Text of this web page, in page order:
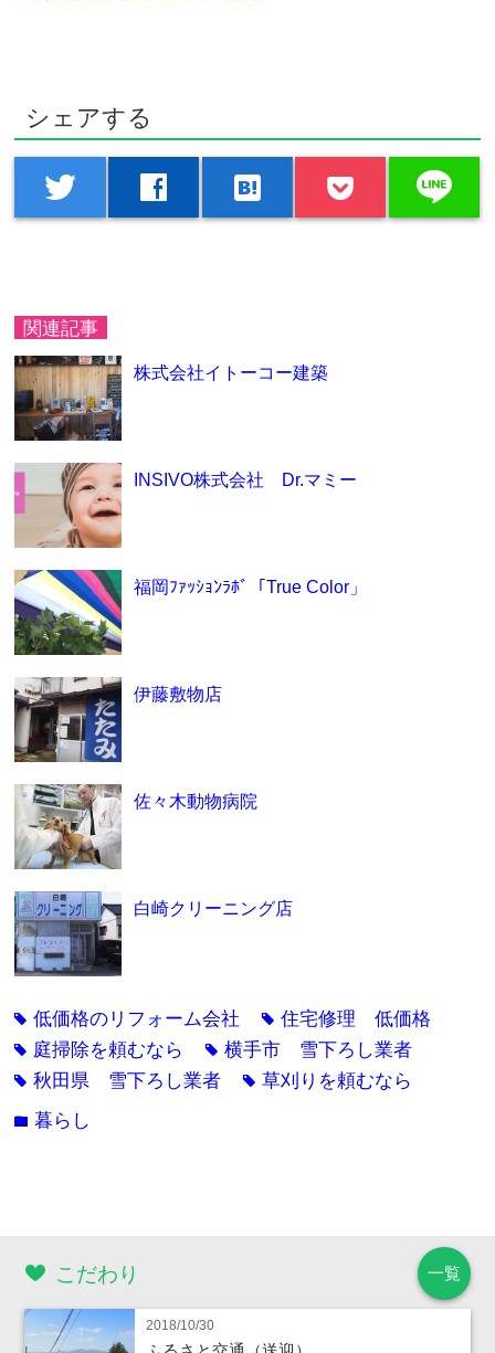
シェアする
twitter facebook hatenabookmark line
関連記事
株式会社イトーコー建築
INSIVO株式会社 Dr.マミー
福岡ﾌｧｯｼｮﾝﾗﾎﾞ「True Color」
伊藤敷物店
佐々木動物病院
白崎クリーニング店
tag低価格のリフォーム会社 tag住宅修理 低価格
tag 庭掃除を頼むなら tag横手市 雪下ろし業者
tag秋田県 雪下ろし業者 tag草刈りを頼むなら
folder暮らし
一覧
こだわり
2018/10/30